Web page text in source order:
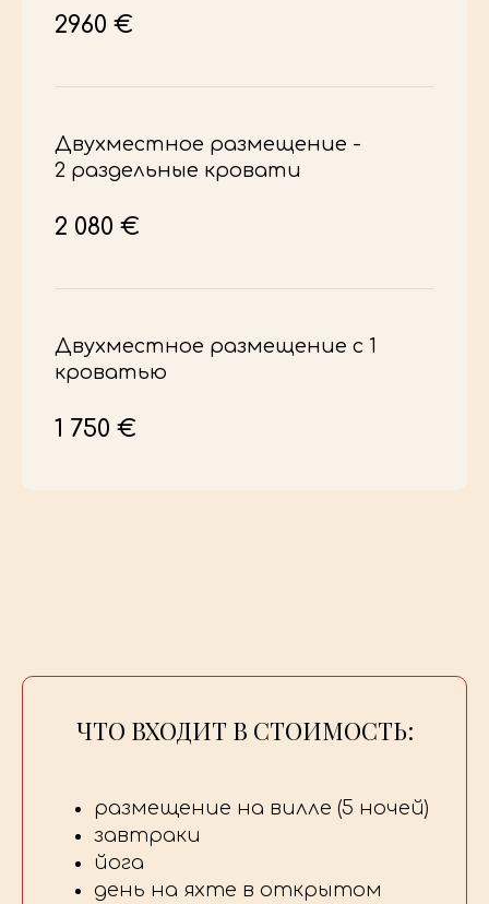
2960 €
Двухместное размещение -
2 раздельные кровати
2 080 €
Двухместное размещение с 1
кроватью
1 750 €
ЧТО ВХОДИТ В СТОИМОСТЬ:
размещение на вилле (5 ночей)
завтраки
йога
день на яхте в открытом
О ПРОЕКТЕ